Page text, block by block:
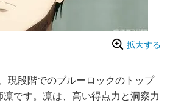
拡大する
現段階でのブルーロックのトップ
です。凛は、高い得点力と洞察力